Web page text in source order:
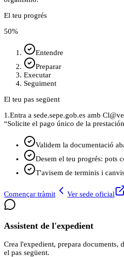
El teu progrés
50%
Entendre
Preparar
Executar
Seguiment
El teu pas següent
1.Entra a sede.sepe.gob.es amb
“Solicite el pago único de la
Validem la documentació
Desem el teu progrés: pots
T'avisem de terminis i
Començar tràmit Ver sede oficial
Assistent de l'expedient
Crea l'expedient, prepara documents,
el pas següent.